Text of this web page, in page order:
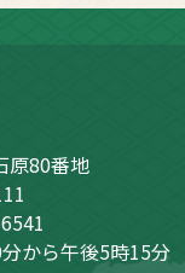
原80番地
から午後5時15分